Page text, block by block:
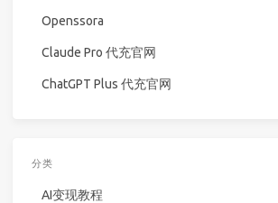
Openssora
Claude Pro 代充官网
ChatGPT Plus 代充官网
分类
AI变现教程